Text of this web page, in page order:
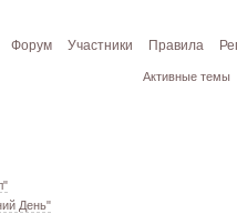
Форум Участники Правила
Активные темы
День"